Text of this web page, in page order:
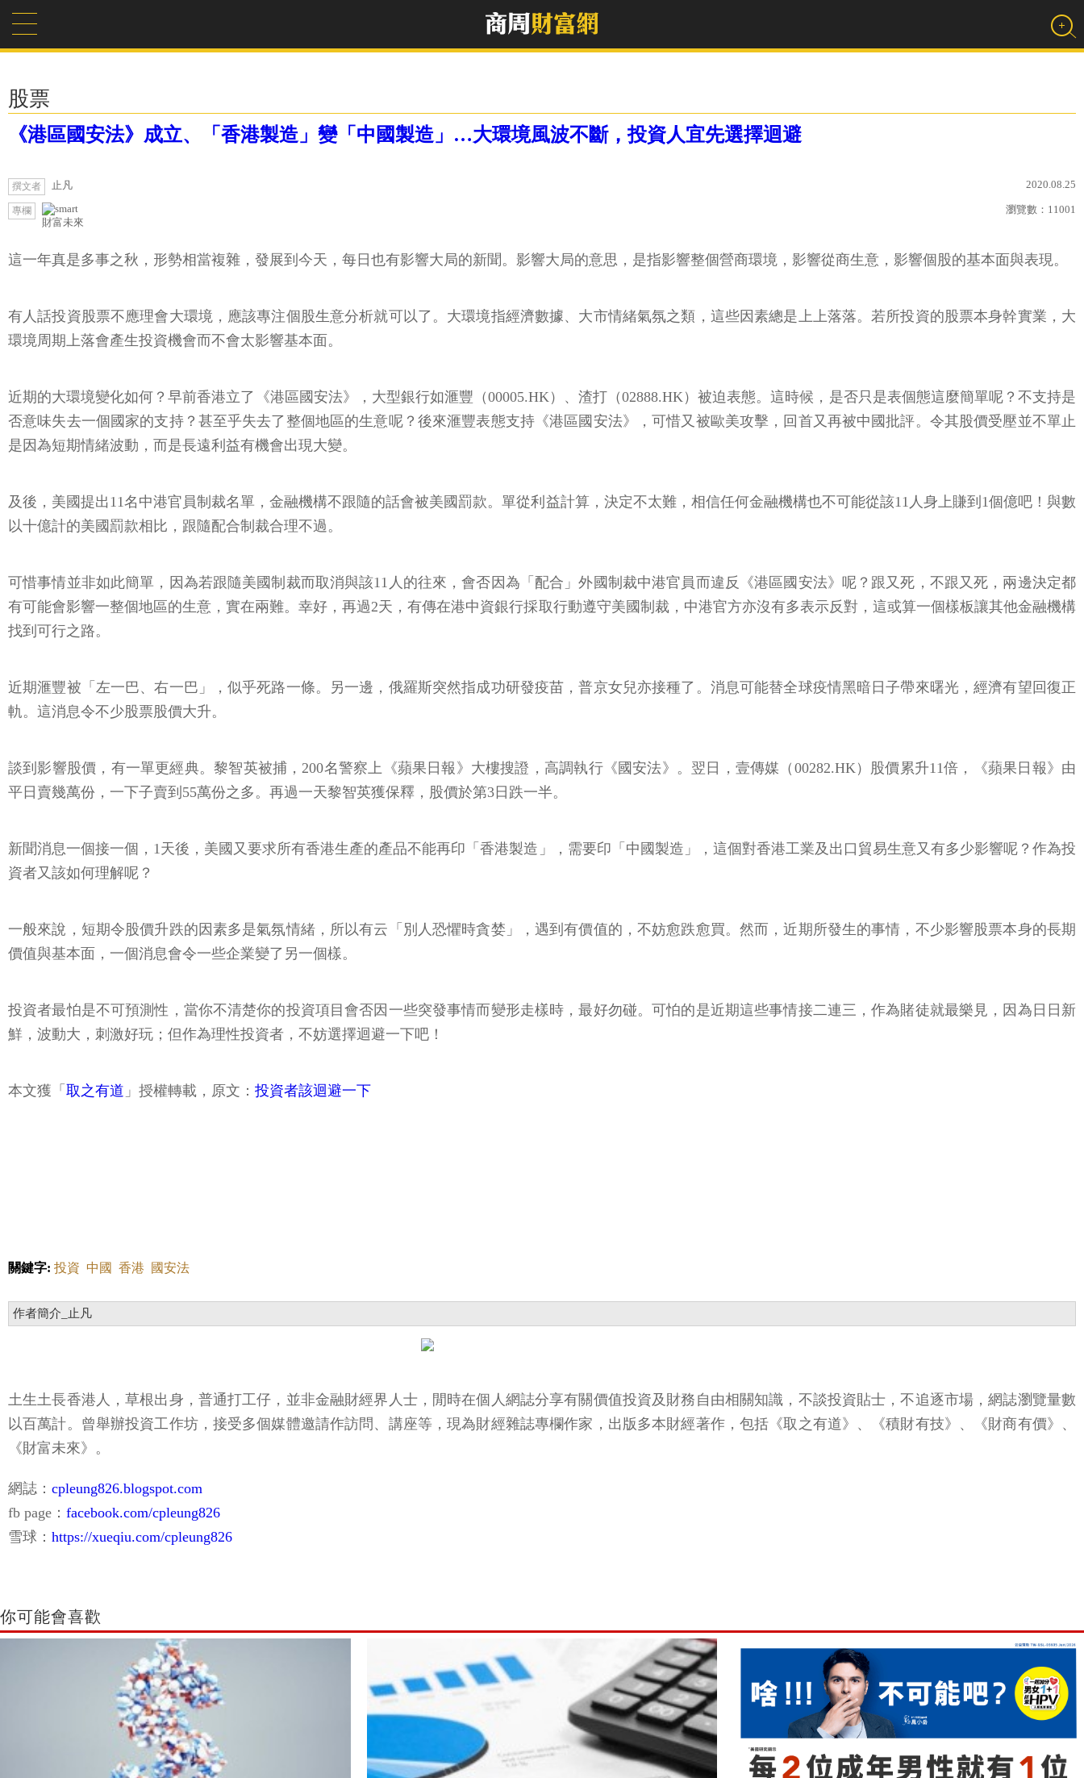
股票
《港區國安法》成立、「香港製造」變「中國製造」…大環境風波不斷，投資人宜先選擇迴避
撰文者 止凡 2020.08.25
專欄
財富未來
瀏覽數： 11001
這一年真是多事之秋，形勢相當複雜，發展到今天，每日也有影響大局的新聞。影響大局的意思，是指影響整個營商環境，影響從商生意，影響個股的基本面與表現。
有人話投資股票不應理會大環境，應該專注個股生意分析就可以了。大環境指經濟數據、大市情緒氣氛之類，這些因素總是上上落落。若所投資的股票本身幹實業，大
環境周期上落會產生投資機會而不會太影響基本面。
近期的大環境變化如何？早前香港立了《港區國安法》，大型銀行如滙豐（00005.HK）、渣打（02888.HK）被迫表態。這時候，是否只是表個態這麼簡單呢？不支持是
否意味失去一個國家的支持？甚至乎失去了整個地區的生意呢？後來滙豐表態支持《港區國安法》，可惜又被歐美攻擊，回首又再被中國批評。令其股價受壓並不單止
是因為短期情緒波動，而是長遠利益有機會出現大變。
及後，美國提出11名中港官員制裁名單，金融機構不跟隨的話會被美國罰款。單從利益計算，決定不太難，相信任何金融機構也不可能從該11人身上賺到1個億吧！與數
以十億計的美國罰款相比，跟隨配合制裁合理不過。
可惜事情並非如此簡單，因為若跟隨美國制裁而取消與該11人的往來，會否因為「配合」外國制裁中港官員而違反《港區國安法》呢？跟又死，不跟又死，兩邊決定都
有可能會影響一整個地區的生意，實在兩難。幸好，再過2天，有傳在港中資銀行採取行動遵守美國制裁，中港官方亦沒有多表示反對，這或算一個樣板讓其他金融機構
找到可行之路。
近期滙豐被「左一巴、右一巴」，似乎死路一條。另一邊，俄羅斯突然指成功研發疫苗，普京女兒亦接種了。消息可能替全球疫情黑暗日子帶來曙光，經濟有望回復正
軌。這消息令不少股票股價大升。
談到影響股價，有一單更經典。黎智英被捕，200名警察上《蘋果日報》大樓搜證，高調執行《國安法》。翌日，壹傳媒（00282.HK）股價累升11倍，《蘋果日報》由
平日賣幾萬份，一下子賣到55萬份之多。再過一天黎智英獲保釋，股價於第3日跌一半。
新聞消息一個接一個，1天後，美國又要求所有香港生產的產品不能再印「香港製造」，需要印「中國製造」，這個對香港工業及出口貿易生意又有多少影響呢？作為投
資者又該如何理解呢？
一般來說，短期令股價升跌的因素多是氣氛情緒，所以有云「別人恐懼時貪婪」，遇到有價值的，不妨愈跌愈買。然而，近期所發生的事情，不少影響股票本身的長期
價值與基本面，一個消息會令一些企業變了另一個樣。
投資者最怕是不可預測性，當你不清楚你的投資項目會否因一些突發事情而變形走樣時，最好勿碰。可怕的是近期這些事情接二連三，作為賭徒就最樂見，因為日日新
鮮，波動大，刺激好玩；但作為理性投資者，不妨選擇迴避一下吧！
本文獲「 取之有道 」授權轉載，原文： 投資者該迴避一下
關鍵字: 投資 中國 香港 國安法
作者簡介_止凡
土生土長香港人，草根出身，普通打工仔，並非金融財經界人士，閒時在個人網誌分享有關價值投資及財務自由相關知識，不談投資貼士，不追逐市場，網誌瀏覽量數
以百萬計。曾舉辦投資工作坊，接受多個媒體邀請作訪問、講座等，現為財經雜誌專欄作家，出版多本財經著作，包括《取之有道》、《積財有技》、《財商有價》、
《財富未來》。
網誌： cpleung826.blogspot.com
fb page： facebook.com/cpleung826
雪球： https://xueqiu.com/cpleung826
你可能會喜歡